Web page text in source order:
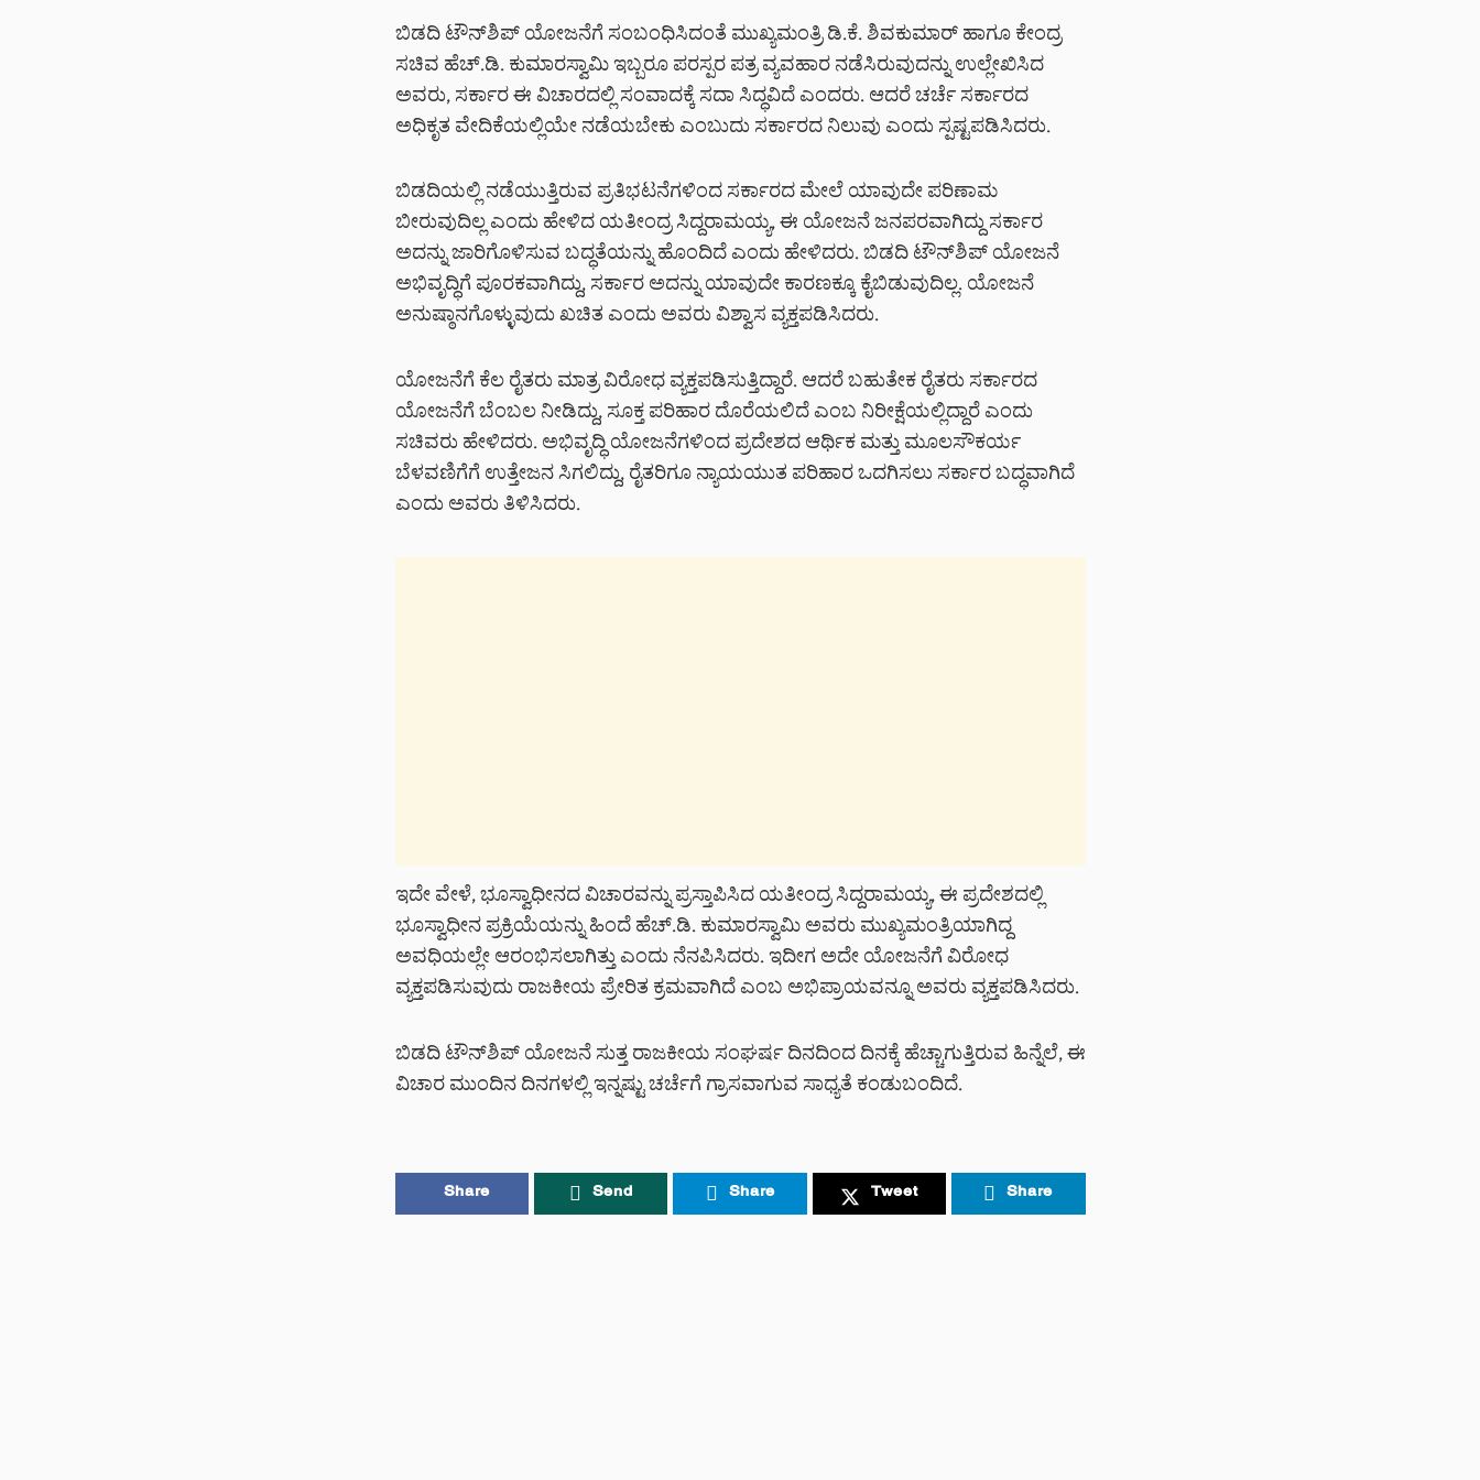
ಬಿಡದಿ ಟೌನ್‌ಶಿಪ್ ಯೋಜನೆಗೆ ಸಂಬಂಧಿಸಿದಂತೆ ಮುಖ್ಯಮಂತ್ರಿ ಡಿ.ಕೆ. ಶಿವಕುಮಾರ್ ಹಾಗೂ ಕೇಂದ್ರ
ಸಚಿವ ಹೆಚ್‌.ಡಿ. ಕುಮಾರಸ್ವಾಮಿ ಇಬ್ಬರೂ ಪರಸ್ಪರ ಪತ್ರ ವ್ಯವಹಾರ ನಡೆಸಿರುವುದನ್ನು ಉಲ್ಲೇಖಿಸಿದ
ಅವರು, ಸರ್ಕಾರ ಈ ವಿಚಾರದಲ್ಲಿ ಸಂವಾದಕ್ಕೆ ಸದಾ ಸಿದ್ಧವಿದೆ ಎಂದರು. ಆದರೆ ಚರ್ಚೆ ಸರ್ಕಾರದ
ಅಧಿಕೃತ ವೇದಿಕೆಯಲ್ಲಿಯೇ ನಡೆಯಬೇಕು ಎಂಬುದು ಸರ್ಕಾರದ ನಿಲುವು ಎಂದು ಸ್ಪಷ್ಟಪಡಿಸಿದರು.
ಬಿಡದಿಯಲ್ಲಿ ನಡೆಯುತ್ತಿರುವ ಪ್ರತಿಭಟನೆಗಳಿಂದ ಸರ್ಕಾರದ ಮೇಲೆ ಯಾವುದೇ ಪರಿಣಾಮ
ಬೀರುವುದಿಲ್ಲ ಎಂದು ಹೇಳಿದ ಯತೀಂದ್ರ ಸಿದ್ದರಾಮಯ್ಯ, ಈ ಯೋಜನೆ ಜನಪರವಾಗಿದ್ದು ಸರ್ಕಾರ
ಅದನ್ನು ಜಾರಿಗೊಳಿಸುವ ಬದ್ಧತೆಯನ್ನು ಹೊಂದಿದೆ ಎಂದು ಹೇಳಿದರು. ಬಿಡದಿ ಟೌನ್‌ಶಿಪ್ ಯೋಜನೆ
ಅಭಿವೃದ್ಧಿಗೆ ಪೂರಕವಾಗಿದ್ದು, ಸರ್ಕಾರ ಅದನ್ನು ಯಾವುದೇ ಕಾರಣಕ್ಕೂ ಕೈಬಿಡುವುದಿಲ್ಲ. ಯೋಜನೆ
ಅನುಷ್ಠಾನಗೊಳ್ಳುವುದು ಖಚಿತ ಎಂದು ಅವರು ವಿಶ್ವಾಸ ವ್ಯಕ್ತಪಡಿಸಿದರು.
ಯೋಜನೆಗೆ ಕೆಲ ರೈತರು ಮಾತ್ರ ವಿರೋಧ ವ್ಯಕ್ತಪಡಿಸುತ್ತಿದ್ದಾರೆ. ಆದರೆ ಬಹುತೇಕ ರೈತರು ಸರ್ಕಾರದ
ಯೋಜನೆಗೆ ಬೆಂಬಲ ನೀಡಿದ್ದು, ಸೂಕ್ತ ಪರಿಹಾರ ದೊರೆಯಲಿದೆ ಎಂಬ ನಿರೀಕ್ಷೆಯಲ್ಲಿದ್ದಾರೆ ಎಂದು
ಸಚಿವರು ಹೇಳಿದರು. ಅಭಿವೃದ್ಧಿ ಯೋಜನೆಗಳಿಂದ ಪ್ರದೇಶದ ಆರ್ಥಿಕ ಮತ್ತು ಮೂಲಸೌಕರ್ಯ
ಬೆಳವಣಿಗೆಗೆ ಉತ್ತೇಜನ ಸಿಗಲಿದ್ದು, ರೈತರಿಗೂ ನ್ಯಾಯಯುತ ಪರಿಹಾರ ಒದಗಿಸಲು ಸರ್ಕಾರ ಬದ್ಧವಾಗಿದೆ
ಎಂದು ಅವರು ತಿಳಿಸಿದರು.
ಇದೇ ವೇಳೆ, ಭೂಸ್ವಾಧೀನದ ವಿಚಾರವನ್ನು ಪ್ರಸ್ತಾಪಿಸಿದ ಯತೀಂದ್ರ ಸಿದ್ದರಾಮಯ್ಯ, ಈ ಪ್ರದೇಶದಲ್ಲಿ
ಭೂಸ್ವಾಧೀನ ಪ್ರಕ್ರಿಯೆಯನ್ನು ಹಿಂದೆ ಹೆಚ್‌.ಡಿ. ಕುಮಾರಸ್ವಾಮಿ ಅವರು ಮುಖ್ಯಮಂತ್ರಿಯಾಗಿದ್ದ
ಅವಧಿಯಲ್ಲೇ ಆರಂಭಿಸಲಾಗಿತ್ತು ಎಂದು ನೆನಪಿಸಿದರು. ಇದೀಗ ಅದೇ ಯೋಜನೆಗೆ ವಿರೋಧ
ವ್ಯಕ್ತಪಡಿಸುವುದು ರಾಜಕೀಯ ಪ್ರೇರಿತ ಕ್ರಮವಾಗಿದೆ ಎಂಬ ಅಭಿಪ್ರಾಯವನ್ನೂ ಅವರು ವ್ಯಕ್ತಪಡಿಸಿದರು.
ಬಿಡದಿ ಟೌನ್‌ಶಿಪ್ ಯೋಜನೆ ಸುತ್ತ ರಾಜಕೀಯ ಸಂಘರ್ಷ ದಿನದಿಂದ ದಿನಕ್ಕೆ ಹೆಚ್ಚಾಗುತ್ತಿರುವ ಹಿನ್ನೆಲೆ, ಈ
ವಿಚಾರ ಮುಂದಿನ ದಿನಗಳಲ್ಲಿ ಇನ್ನಷ್ಟು ಚರ್ಚೆಗೆ ಗ್ರಾಸವಾಗುವ ಸಾಧ್ಯತೆ ಕಂಡುಬಂದಿದೆ.
Share Send Share Tweet Share